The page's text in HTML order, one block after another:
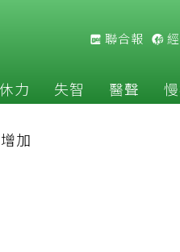
聯合報
力 失智 醫聲
加